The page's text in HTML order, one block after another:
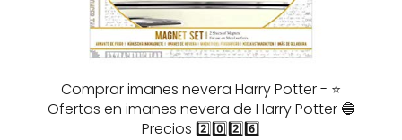
Comprar imanes nevera Harry Potter - ⭐️
Ofertas en imanes nevera de Harry Potter 🔵
Precios 2️⃣0️⃣2️⃣6️⃣